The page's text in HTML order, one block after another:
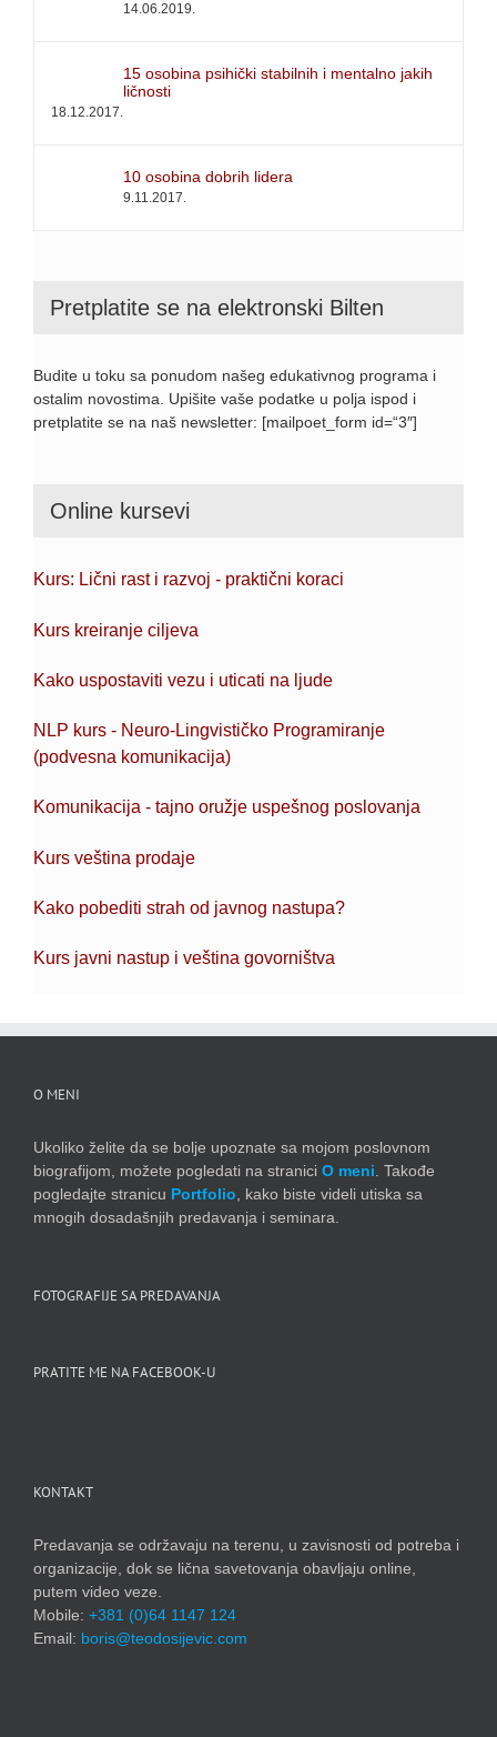
14.06.2019.
15 osobina psihički stabilnih i mentalno jakih
ličnosti
18.12.2017.
10 osobina dobrih lidera
9.11.2017.
Pretplatite se na elektronski Bilten
Budite u toku sa ponudom našeg edukativnog programa i
ostalim novostima. Upišite vaše podatke u polja ispod i
pretplatite se na naš newsletter: [mailpoet_form id=“3″]
Online kursevi
Kurs: Lični rast i razvoj - praktični koraci
Kurs kreiranje ciljeva
Kako uspostaviti vezu i uticati na ljude
NLP kurs - Neuro-Lingvističko Programiranje
(podvesna komunikacija)
Komunikacija - tajno oružje uspešnog poslovanja
Kurs veština prodaje
Kako pobediti strah od javnog nastupa?
Kurs javni nastup i veština govorništva
O MENI
Ukoliko želite da se bolje upoznate sa mojom poslovnom
biografijom, možete pogledati na stranici O meni. Takođe
pogledajte stranicu Portfolio, kako biste videli utiska sa
mnogih dosadašnjih predavanja i seminara.
FOTOGRAFIJE SA PREDAVANJA
PRATITE ME NA FACEBOOK-U
KONTAKT
Predavanja se održavaju na terenu, u zavisnosti od potreba i
organizacije, dok se lična savetovanja obavljaju online,
putem video veze.
Mobile: +381 (0)64 1147 124
Email: boris@teodosijevic.com